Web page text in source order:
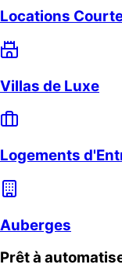
Locations
Villas de Luxe
Logements
Auberges
Prêt à